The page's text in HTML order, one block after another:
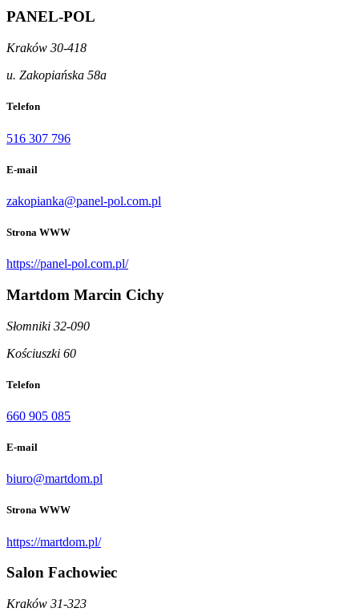
PANEL-POL
Kraków 30-418
u. Zakopiańska 58a
Telefon
516 307 796
E-mail
zakopianka@panel-pol.com.pl
Strona WWW
https://panel-pol.com.pl/
Martdom Marcin Cichy
Słomniki 32-090
Kościuszki 60
Telefon
660 905 085
E-mail
biuro@martdom.pl
Strona WWW
https://martdom.pl/
Salon Fachowiec
Kraków 31-323